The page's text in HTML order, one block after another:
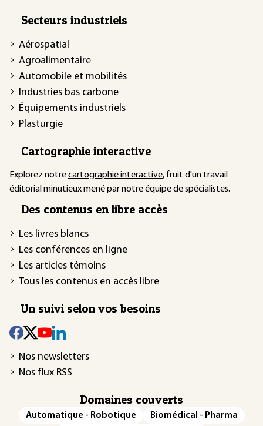
Secteurs industriels
Aérospatial
Agroalimentaire
Automobile et mobilités
Industries bas carbone
Équipements industriels
Plasturgie
Cartographie interactive
Explorez notrecartographie interactive, fruit d'un travail
éditorial minutieux mené par notre équipe de spécialistes.
Des contenus en libre accès
Les livres blancs
Les conférences en ligne
Les articles témoins
Tous les contenus en accès libre
Un suivi selon vos besoins
Nos newsletters
Nos flux RSS
Domaines couverts
Automatique - Robotique
Biomédical - Pharma